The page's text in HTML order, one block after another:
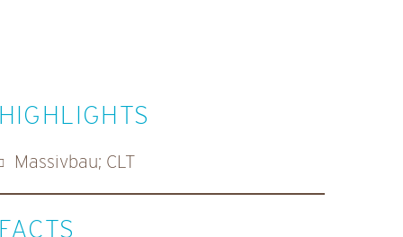
Massivbau; CLT